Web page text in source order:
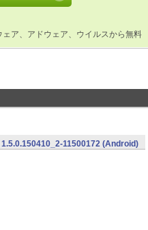
ェア、アドウェア、ウイルスから無料
11500172 (Android)